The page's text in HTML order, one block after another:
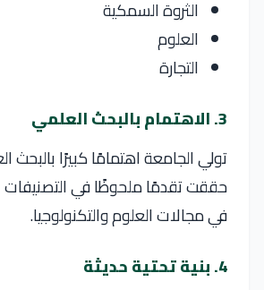
الثروة السمكية
العلوم
التجارة
3. الاهتمام بالبحث العلمي
تولي الجامعة اهتمامًا كبيرًا بالبحث
حققت تقدمًا ملحوظًا في التصنيفات
في مجالات العلوم والتكنولوجيا.
4. بنية تحتية حديثة